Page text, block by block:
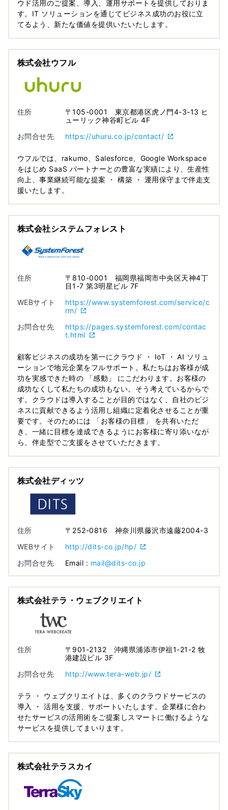
ウド活用のご提案、導入、運用サポートを提供しておりま
す。IT ソリューションを通じてビジネス成功のお役に立
てるよう、新たな価値を提供いたいたします。
株式会社ウフル
住所
〒105-0001 東京都港区虎ノ門4-3-13 ヒ
ューリック神谷町ビル 4F
お問合せ先
https://uhuru.co.jp/contact/
ウフルでは、rakumo、Salesforce、Google Workspace
をはじめ SaaS パートナーとの豊富な実績により、生産性
向上、事業継続可能な提案 ・ 構築 ・ 運用保守まで伴走支
援いたします。
株式会社システムフォレスト
住所
〒810-0001 福岡県福岡市中央区天神4丁
目1-7 第3明星ビル 7F
WEBサイト
https://www.systemforest.com/service/c
rm/
お問合せ先
https://pages.systemforest.com/contac
t.html
顧客ビジネスの成功を第一にクラウド ・ IoT ・ AI ソリュ
ーションで地元企業をフルサポート。私たちはお客様が成
功を実感できた時の 「感動」 にこだわります。お客様の
成功なくして私たちの成功もない。そう考えているからで
す。クラウドは導入することが目的ではなく、自社のビジ
ネスに貢献できるよう活用し組織に定着化させることが重
要です。そのためには 「お客様の目標」 を共有いただ
き、一緒に目標を達成できるようにお客様に寄り添いなが
ら、伴走型でご支援をさせていただきます。
株式会社ディッツ
住所
〒252-0816 神奈川県藤沢市遠藤2004-3
WEBサイト
http://dits-co.jp/hp/
お問合せ先
Email : mail@dits-co.jp
株式会社テラ・ウェブクリエイト
住所
〒901-2132 沖縄県浦添市伊祖1-21-2 牧
港建設ビル 3F
お問合せ先
http://www.tera-web.jp/
テラ ・ ウェブクリエイトは、多くのクラウドサービスの
導入 ・ 活用を支援、サポートいたします。企業様に合わ
せたサービスの活用術をご提案しスマートに働けるような
サービスを提供してまいります。
株式会社テラスカイ